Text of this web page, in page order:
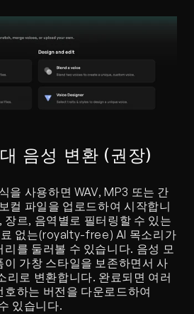
음성 변환 (권장)
을 사용하면 WAV, MP3 또는 간
컬 파일을 업로드하여 시작합니
장르, 음역별로 필터링할 수 있는
없는(royalty-free) AI 목소리가
를 둘러볼 수 있습니다. 음성 모
가창 스타일을 보존하면서 사
리로 변환합니다. 완료되면 여러
하는 버전을 다운로드하여
있습니다.